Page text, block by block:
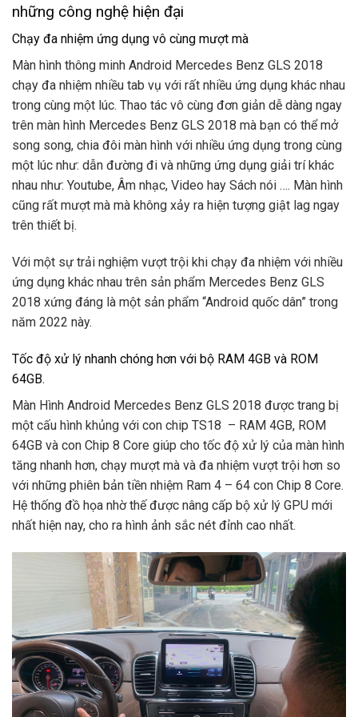
những công nghệ hiện đại
Chạy đa nhiệm ứng dụng vô cùng mượt mà
Màn hình thông minh Android Mercedes Benz GLS 2018
chạy đa nhiệm nhiều tab vụ với rất nhiều ứng dụng khác nhau
trong cùng một lúc. Thao tác vô cùng đơn giản dễ dàng ngay
trên màn hình Mercedes Benz GLS 2018 mà bạn có thể mở
song song, chia đôi màn hình với nhiều ứng dụng trong cùng
một lúc như: dẫn đường đi và những ứng dụng giải trí khác
nhau như: Youtube, Âm nhạc, Video hay Sách nói …. Màn hình
cũng rất mượt mà mà không xảy ra hiện tượng giật lag ngay
trên thiết bị.
Với một sự trải nghiệm vượt trội khi chạy đa nhiệm với nhiều
ứng dụng khác nhau trên sản phẩm Mercedes Benz GLS
2018 xứng đáng là một sản phẩm “Android quốc dân” trong
năm 2022 này.
Tốc độ xử lý nhanh chóng hơn với bộ RAM 4GB và ROM
64GB.
Màn Hình Android Mercedes Benz GLS 2018 được trang bị
một cấu hình khủng với con chip TS18 – RAM 4GB, ROM
64GB và con Chip 8 Core giúp cho tốc độ xử lý của màn hình
tăng nhanh hơn, chạy mượt mà và đa nhiệm vượt trội hơn so
với những phiên bản tiền nhiệm Ram 4 – 64 con Chip 8 Core.
Hệ thống đồ họa nhờ thế được nâng cấp bộ xử lý GPU mới
nhất hiện nay, cho ra hình ảnh sắc nét đỉnh cao nhất.